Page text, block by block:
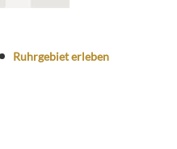
Ruhrgebiet erleben